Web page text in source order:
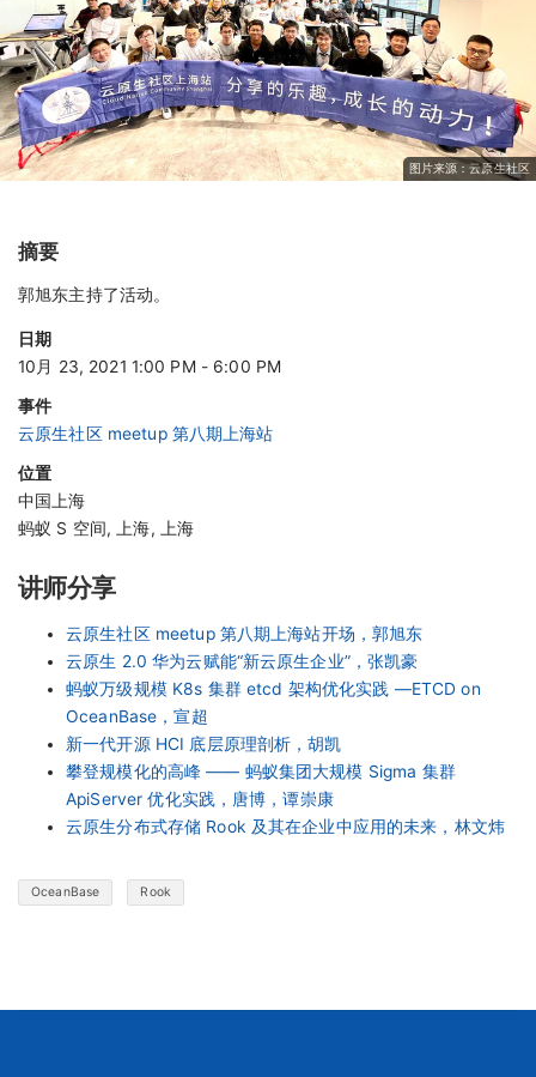
图片来源：云原生社区
摘要
郭旭东主持了活动。
日期
10月 23, 2021 1:00 PM - 6:00 PM
事件
云原生社区 meetup 第八期上海站
位置
中国上海
蚂蚁 S 空间, 上海, 上海
讲师分享
云原生社区 meetup 第八期上海站开场，郭旭东
云原生 2.0 华为云赋能“新云原生企业”，张凯豪
蚂蚁万级规模 K8s 集群 etcd 架构优化实践 —ETCD on
OceanBase，宣超
新一代开源 HCI 底层原理剖析，胡凯
攀登规模化的高峰 —— 蚂蚁集团大规模 Sigma 集群
ApiServer 优化实践，唐博，谭崇康
云原生分布式存储 Rook 及其在企业中应用的未来，林文炜
OceanBase Rook